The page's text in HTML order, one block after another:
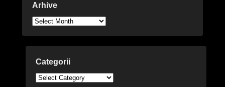
Arhive
Arhive
Categorii
Categorii